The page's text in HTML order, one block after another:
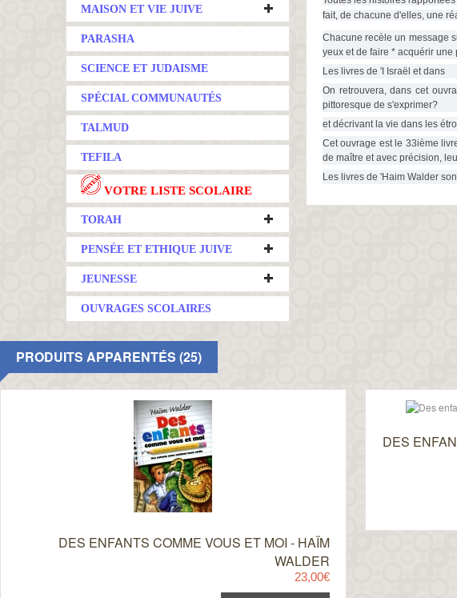
MAISON ET VIE JUIVE
PARASHA
SCIENCE ET JUDAISME
SPÉCIAL COMMUNAUTÉS
TALMUD
TEFILA
VOTRE LISTE SCOLAIRE
TORAH
PENSÉE ET ETHIQUE JUIVE
JEUNESSE
OUVRAGES SCOLAIRES
fait, de chacune d'elles, une
Chacune recèle un message
yeux et de faire * acquérir
Les livres de 'I Israël et dans
On retrouvera, dans cet
pittoresque de s'exprimer?
et décrivant la vie dans les
Cet ouvrage est le 33ième
Les livres de 'Haim Walder
PRODUITS APPARENTÉS (25)
DES ENFANTS COMME VOUS ET MOI - HAÏM
WALDER
23,00€
DES